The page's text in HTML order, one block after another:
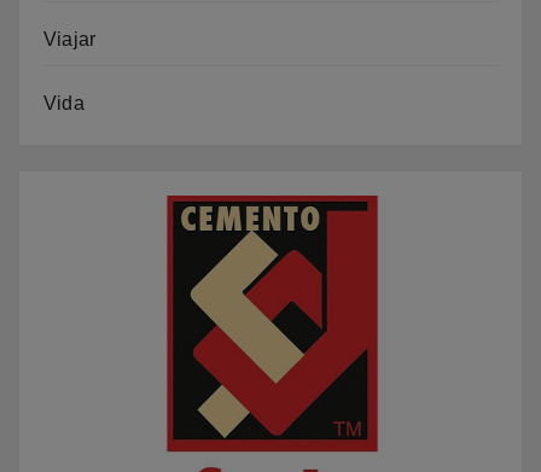
Viajar
Vida